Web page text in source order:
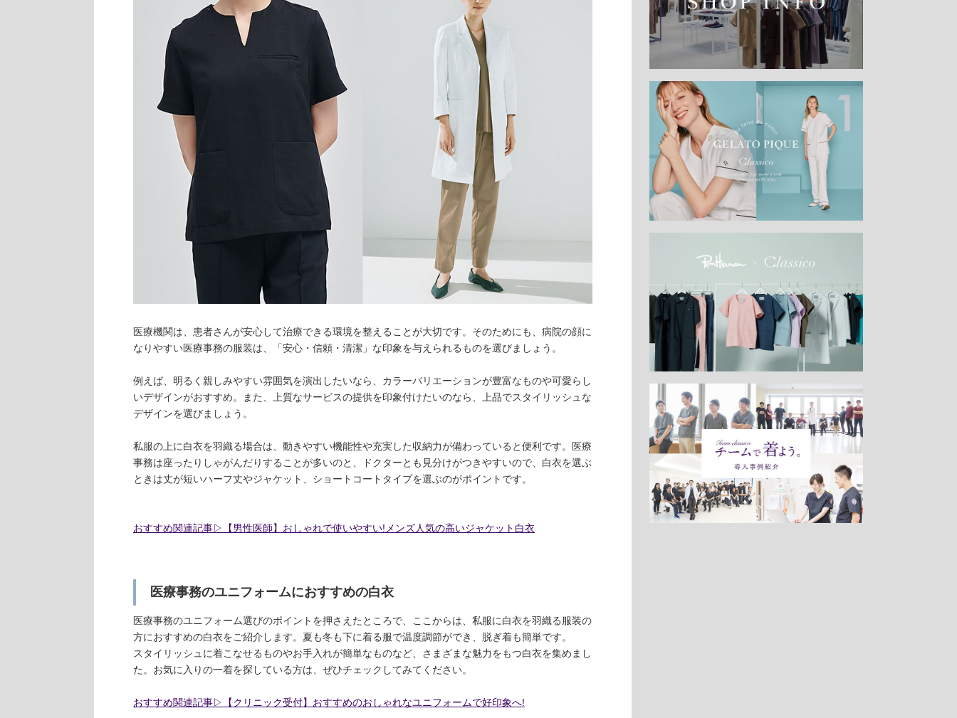
医療機関は、患者さんが安心して治療できる環境を整えることが大切です。そのためにも、病院の顔に
なりやすい医療事務の服装は、「安心・信頼・清潔」な印象を与えられるものを選びましょう。
例えば、明るく親しみやすい雰囲気を演出したいなら、カラーバリエーションが豊富なものや可愛らし
いデザインがおすすめ。また、上質なサービスの提供を印象付けたいのなら、上品でスタイリッシュな
デザインを選びましょう。
私服の上に白衣を羽織る場合は、動きやすい機能性や充実した収納力が備わっていると便利です。医療
事務は座ったりしゃがんだりすることが多いのと、ドクターとも見分けがつきやすいので、白衣を選ぶ
ときは丈が短いハーフ丈やジャケット、ショートコートタイプを選ぶのがポイントです。
おすすめ関連記事▷【男性医師】おしゃれで使いやすい!メンズ人気の高いジャケット白衣
医療事務のユニフォームにおすすめの白衣
医療事務のユニフォーム選びのポイントを押さえたところで、ここからは、私服に白衣を羽織る服装の
方におすすめの白衣をご紹介します。夏も冬も下に着る服で温度調節ができ、脱ぎ着も簡単です。
スタイリッシュに着こなせるものやお手入れが簡単なものなど、さまざまな魅力をもつ白衣を集めまし
た。お気に入りの一着を探している方は、ぜひチェックしてみてください。
おすすめ関連記事▷【クリニック受付】おすすめのおしゃれなユニフォームで好印象へ!